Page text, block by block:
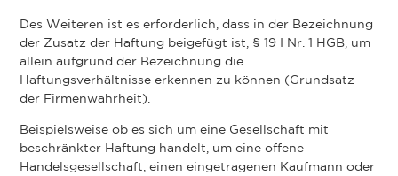
Des Weiteren ist es erforderlich, dass in der Bezeichnung
der Zusatz der Haftung beigefügt ist, § 19 I Nr. 1 HGB, um
allein aufgrund der Bezeichnung die
Haftungsverhältnisse erkennen zu können (Grundsatz
der Firmenwahrheit).
Beispielsweise ob es sich um eine Gesellschaft mit
beschränkter Haftung handelt, um eine offene
Handelsgesellschaft, einen eingetragenen Kaufmann oder